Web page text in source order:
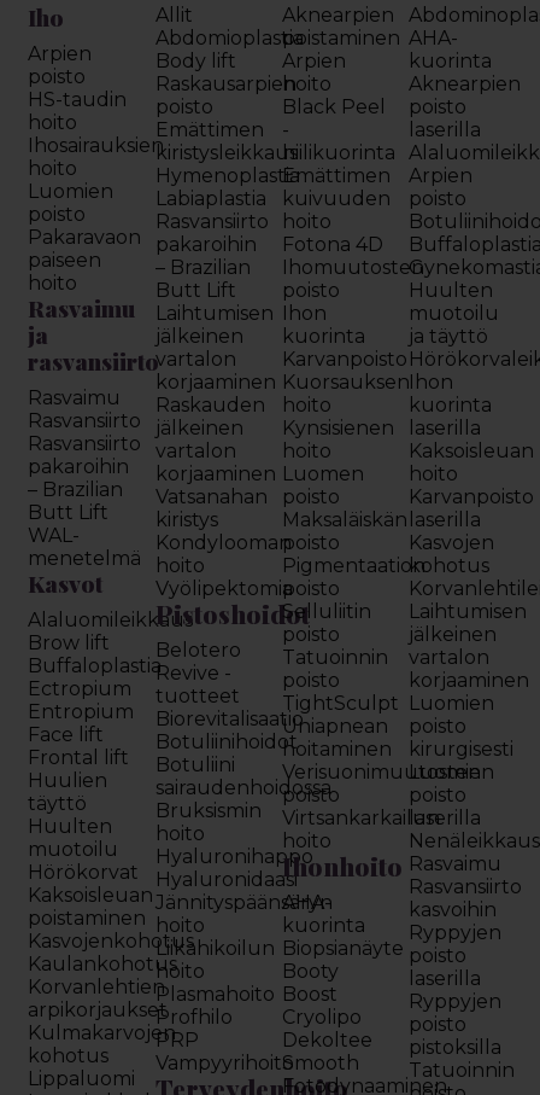
Iho
Arpien
poisto
HS-taudin
hoito
Ihosairauksien
hoito
Luomien
poisto
Pakaravaon
paiseen
hoito
Rasvaimu
ja
rasvansiirto
Rasvaimu
Rasvansiirto
Rasvansiirto
pakaroihin
– Brazilian
Butt Lift
WAL-
menetelmä
Kasvot
Alaluomileikkaus
Brow lift
Buffaloplastia
Ectropium
Entropium
Face lift
Frontal lift
Huulien
täyttö
Huulten
muotoilu
Hörökorvat
Kaksoisleuan
poistaminen
Kasvojenkohotus
Kaulankohotus
Korvanlehtien
arpikorjaukset
Kulmakarvojen
kohotus
Lippaluomi
Allit
Abdomioplastia
Body lift
Raskausarpien
poisto
Emättimen
kiristysleikkaus
Hymenoplastia
Labiaplastia
Rasvansiirto
pakaroihin
– Brazilian
Butt Lift
Laihtumisen
jälkeinen
vartalon
korjaaminen
Raskauden
jälkeinen
vartalon
korjaaminen
Vatsanahan
kiristys
Kondylooman
hoito
Vyölipektomia
Pistoshoidot
Belotero
Revive -
tuotteet
Biorevitalisaatio
Botuliinihoidot
Botuliini
sairaudenhoidossa
Bruksismin
hoito
Hyaluronihappo
Hyaluronidaasi
Jännityspäänsäryn
hoito
Liikahikoilun
hoito
Plasmahoito
Profhilo
PRP
Vampyyrihoito
Terveydenhoito
Aknearpien
poistaminen
Arpien
hoito
Black Peel
-
hiilikuorinta
Emättimen
kuivuuden
hoito
Fotona 4D
Ihomuutosten
poisto
Ihon
kuorinta
Karvanpoisto
Kuorsauksen
hoito
Kynsisienen
hoito
Luomen
poisto
Maksaläiskän
poisto
Pigmentaation
poisto
Selluliitin
poisto
Tatuoinnin
poisto
TightSculpt
Uniapnean
hoitaminen
Verisuonimuutosten
poisto
Virtsankarkailun
hoito
Ihonhoito
AHA-
kuorinta
Biopsianäyte
Booty
Boost
Cryolipo
Dekoltee
Smooth
Fotodynaaminen
AHA-
kuorinta
Aknearpien
poisto
laserilla
Arpien
poisto
Huulten
muotoilu
ja täyttö
Ihon
kuorinta
laserilla
Kaksoisleuan
hoito
Karvanpoisto
laserilla
Kasvojen
kohotus
Laihtumisen
jälkeinen
vartalon
korjaaminen
Luomien
poisto
kirurgisesti
Luomien
poisto
laserilla
Nenäleikkaus
Rasvaimu
Rasvansiirto
kasvoihin
Ryppyjen
poisto
laserilla
Ryppyjen
poisto
pistoksilla
Tatuoinnin